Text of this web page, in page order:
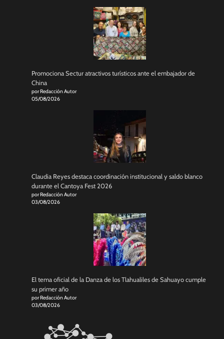
Promociona Sectur atractivos turísticos ante el embajador de
China
por Redacción Autor
05/08/2026
Claudia Reyes destaca coordinación institucional y saldo blanco
durante el Cantoya Fest 2026
por Redacción Autor
03/08/2026
El tema oficial de la Danza de los Tlahualiles de Sahuayo cumple
su primer año
por Redacción Autor
03/08/2026